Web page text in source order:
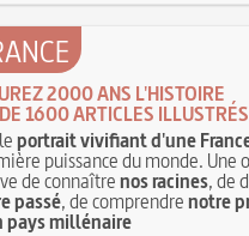
2000 ANS L'HISTOIRE
1600 ARTICLES ILLUSTRÉS
portrait vivifiant d'une
puissance du monde. Une
de connaîtrenos racines, de
passé, de comprendrenotre
millénaire